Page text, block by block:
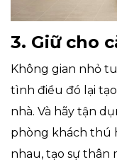
3. Giữ cho
Không gian nhỏ
tình điều đó lại
nhà. Và hãy tận
phòng khách thú
nhau, tạo sự thân